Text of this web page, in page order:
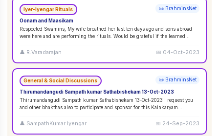
Iyer-Iyengar Rituals 📜 BrahminsNet
Oonam and Maasikam
Respected Swamins, ​​​​​​My wife breathed her last ten days ago and sons abroad
were here and are performing the rituals. Would be grateful if the learned
👤 R.Varadarajan 📅 04-Oct-2023
General & Social Discussions 📜 BrahminsNet
Thirumandangudi Sampath kumar Sathabishekam 13-Oct-2023
Thirumandangudi Sampath kumar Sathabishekam 13-Oct-2023 I request you
and other bhakthas also to participate and sponsor for this Kainkaryam.
👤 SampathKumar Iyengar 📅 24-Sep-2023